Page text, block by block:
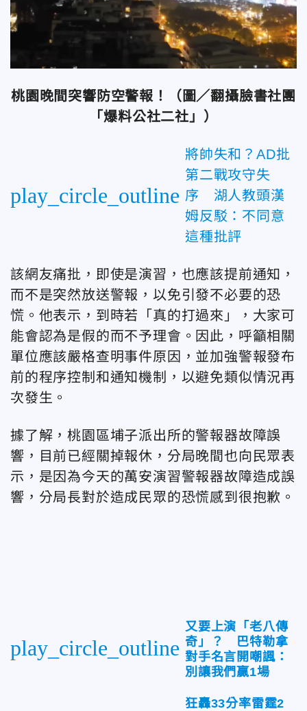
桃園晚間突響防空警報！（圖／翻攝臉書社團
「爆料公社二社」）
play_circle_outline
將帥失和？AD批
第二戰攻守失
序 湖人教頭漢
姆反駁：不同意
這種批評
該網友痛批，即使是演習，也應該提前通知，
而不是突然放送警報，以免引發不必要的恐
慌。他表示，到時若「真的打過來」，大家可
能會認為是假的而不予理會。因此，呼籲相關
單位應該嚴格查明事件原因，並加強警報發布
前的程序控制和通知機制，以避免類似情況再
次發生。
據了解，桃園區埔子派出所的警報器故障誤
響，目前已經關掉報休，分局晚間也向民眾表
示，是因為今天的萬安演習警報器故障造成誤
響，分局長對於造成民眾的恐慌感到很抱歉。
play_circle_outline
又要上演「老八傳
奇」？ 巴特勒拿
對手名言開嘲諷：
別讓我們贏1場
狂轟33分率雷霆2